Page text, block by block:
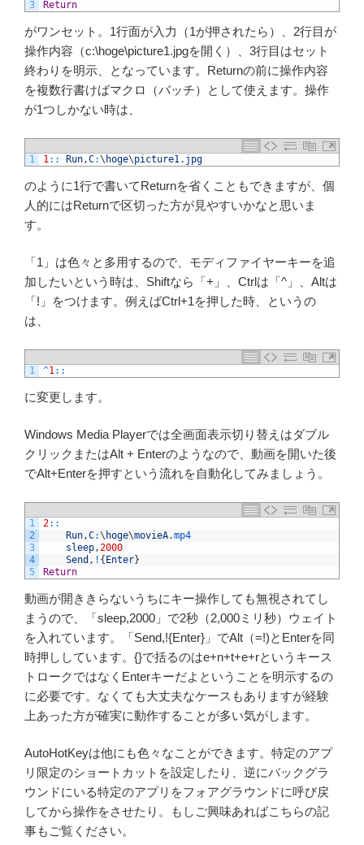
3 Return
がワンセット。1行面が入力（1が押されたら）、2行目が
操作内容（c:\hoge\picture1.jpgを開く）、3行目はセット
終わりを明示、となっています。Returnの前に操作内容
を複数行書けばマクロ（バッチ）として使えます。操作
が1つしかない時は、
1 1:: Run,C:\ hoge\picture1. jpg
のように1行で書いてReturnを省くこともできますが、個
人的にはReturnで区切った方が見やすいかなと思いま
す。
「1」は色々と多用するので、モディファイヤーキーを追
加したいという時は、Shiftなら「+」、Ctrlは「^」、Altは
「!」をつけます。例えばCtrl+1を押した時、というの
は、
1 ^1::
に変更します。
Windows Media Playerでは全画面表示切り替えはダブル
クリックまたはAlt + Enterのようなので、動画を開いた後
でAlt+Enterを押すという流れを自動化してみましょう。
1
2
3
4
5
2::
Run,C:\ hoge\movieA.mp4
sleep,2000
Send , ! { Enter}
Return
動画が開ききらないうちにキー操作しても無視されてし
まうので、「sleep,2000」で2秒（2,000ミリ秒）ウェイト
を入れています。「Send,!{Enter}」でAlt（=!)とEnterを同
時押ししています。{}で括るのはe+n+t+e+rというキース
トロークではなくEnterキーだよということを明示するの
に必要です。なくても大丈夫なケースもありますが経験
上あった方が確実に動作することが多い気がします。
AutoHotKeyは他にも色々なことができます。特定のアプ
リ限定のショートカットを設定したり、逆にバックグラ
ウンドにいる特定のアプリをフォアグラウンドに呼び戻
してから操作をさせたり。もしご興味あればこちらの記
事もご覧ください。